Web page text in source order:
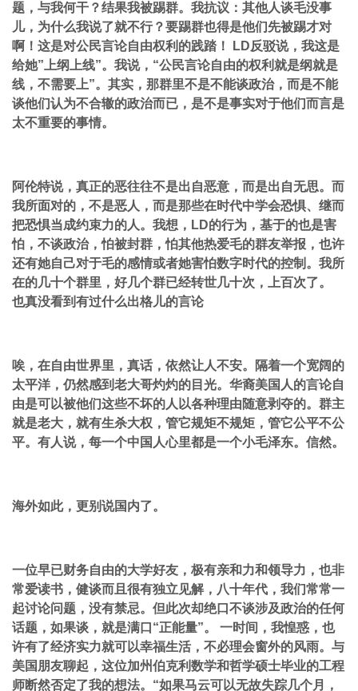
题，与我何干？结果我被踢群。我抗议：其他人谈毛没事
儿，为什么我说了就不行？要踢群也得是他们先被踢才对
啊！这是对公民言论自由权利的践踏！ LD反驳说，我这是
给她”上纲上线”。我说，“公民言论自由的权利就是纲就是
线，不需要上”。其实，那群里不是不能谈政治，而是不能
谈他们认为不合辙的政治而已，是不是事实对于他们而言是
太不重要的事情。
阿伦特说，真正的恶往往不是出自恶意，而是出自无思。而
我所面对的，不是恶人，而是那些在时代中学会恐惧、继而
把恐惧当成约束力的人。我想，LD的行为，基于的也是害
怕，不谈政治，怕被封群，怕其他热爱毛的群友举报，也许
还有她自己对于毛的感情或者她害怕数字时代的控制。我所
在的几十个群里，好几个群已经转世几十次，上百次了。
也真没看到有过什么出格儿的言论
唉，在自由世界里，真话，依然让人不安。隔着一个宽阔的
太平洋，仍然感到老大哥灼灼的目光。华裔美国人的言论自
由是可以被他们这些不坏的人以各种理由随意剥夺的。群主
就是老大，就有生杀大权，管它规矩不规矩，管它公平不公
平。有人说，每一个中国人心里都是一个小毛泽东。信然。
海外如此，更别说国内了。
一位早已财务自由的大学好友，极有亲和力和领导力，也非
常爱读书，健谈而且很有独立见解，八十年代，我们常常一
起讨论问题，没有禁忌。但此次却绝口不谈涉及政治的任何
话题，如果谈，就是满口“正能量”。 一时间，我惶惑，也
许有了经济实力就可以幸福生活，不必理会窗外的风雨。与
美国朋友聊起，这位加州伯克利数学和哲学硕士毕业的工程
师断然否定了我的想法。“如果马云可以无故失踪几个月，